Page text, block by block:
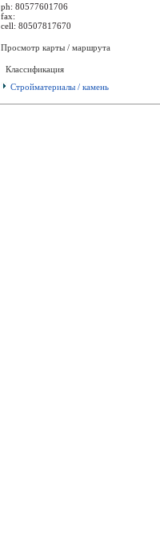
ph: 80577601706
fax:
cell: 80507817670
Просмотр карты / маршрута
Классификация
Стройматериалы / камень